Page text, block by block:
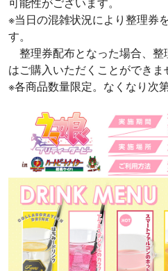
※当日の混雑状況により整理券
す。
整理券配布となった場合、整
はご購入いただくことができま
※各商品数量限定。なくなり次第